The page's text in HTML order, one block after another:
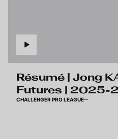
Résumé | Jong
Futures | 2025-
CHALLENGER PRO LEAGUE